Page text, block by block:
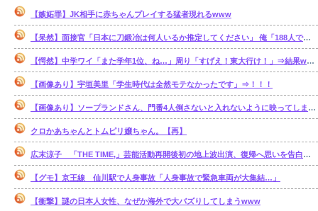
【嫉妬罪】JK相手に赤ちゃんプレイする猛者現れるwww
【呆然】面接官「日本に刀鍛冶は何人いるか推定してください」 俺「188人です」 面接官「どういう風に考えましたか？」俺「知ってました」⇒結果www
【愕然】中学ワイ「また学年1位、ね…」周り「すげえ！東大行け！」⇒結果www
【画像あり】宇垣美里「学生時代は全然モテなかったです」⇒！！！
【画像あり】ソープランドさん、門番4人倒さないと入れないように映ってしまうwww
クロかあちゃんとトムピリ嬢ちゃん。【再】
広末涼子 「THE TIME,」芸能活動再開後初の地上波出演、復帰へ思いを告白「自分の弱い部分だったり…」
【グモ】京王線 仙川駅で人身事故「人身事故で緊急車両が大集結…」
【衝撃】謎の日本人女性、なぜか海外で大バズりしてしまうwww